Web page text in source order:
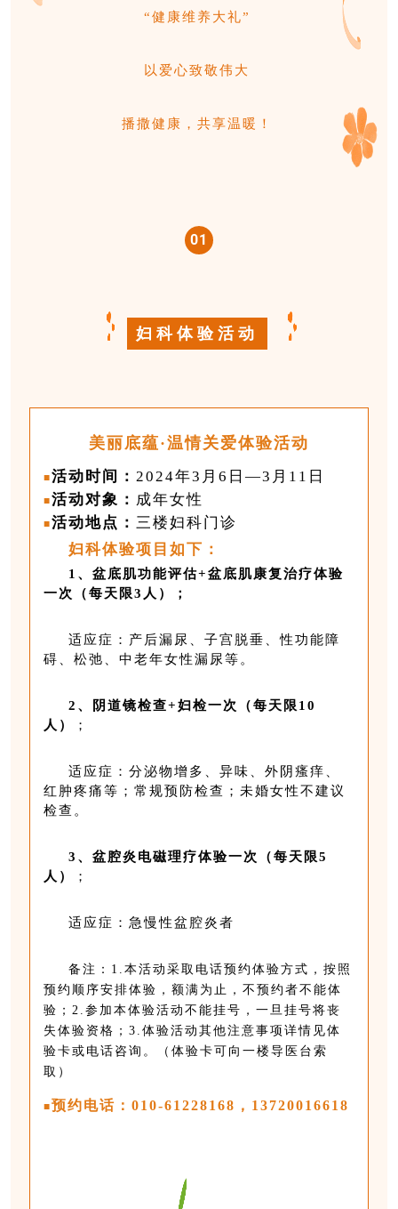
“健康维养大礼”
以爱心致敬伟大
播撒健康，共享温暖！
01
妇科体验活动
美丽底蕴·温情关爱体验活动
■活动时间： 2024年3月6日—3月11日
■活动对象： 成年女性
■活动地点： 三楼妇科门诊
妇科体验项目如下：
1、盆底肌功能评估+盆底肌康复治疗体验
一次
（每天限3人）；
适应症：产后漏尿、子宫脱垂、性功能障
碍、松弛、中老年女性漏尿等。
2、阴道镜检查+妇检一次
（每天限10
人）
；
适应症：分泌物增多、异味、外阴瘙痒、
红肿疼痛等；常规预防检查；未婚女性不建议
检查。
3、盆腔炎电磁理疗体验一次
（每天限5
人）
；
适应症：急慢性盆腔炎者
备注：1.本活动采取电话预约体验方式，按照
预约顺序安排体验，额满为止，不预约者不能体
验；2.参加本体验活动不能挂号，一旦挂号将丧
失体验资格；3.体验活动其他注意事项详情见体
验卡或电话咨询。
（体验卡可向一楼导医台索
取）
■预约电话：010-61228168，13720016618